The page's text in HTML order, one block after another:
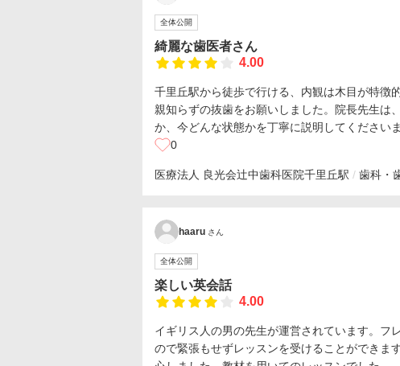
全体公開
綺麗な歯医者さん
4.00
千里丘駅から徒歩で行ける、内観は木目が特徴
親知らずの抜歯をお願いしました。院長先生は
か、今どんな状態かを丁寧に説明してください
0
医療法人 良光会辻中歯科医院千里丘駅 歯科・
haaru さん
全体公開
楽しい英会話
4.00
イギリス人の男の先生が運営されています。フ
ので緊張もせずレッスンを受けることができま